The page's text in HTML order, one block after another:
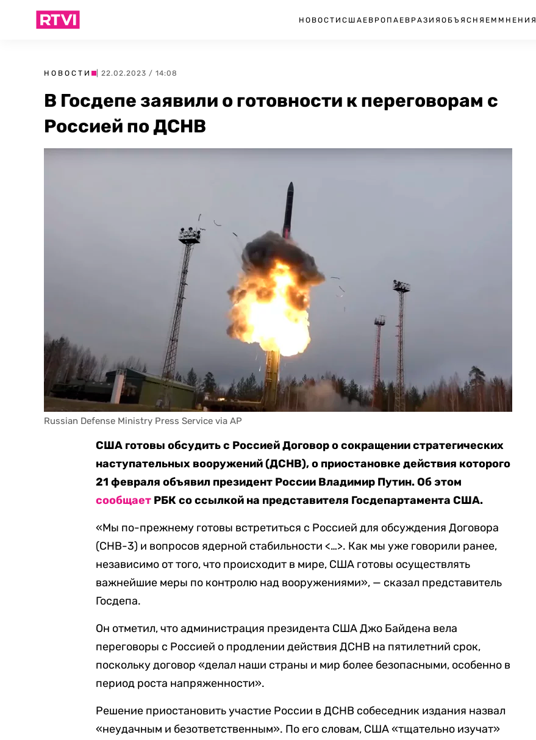
НОВОСТИ США ЕВРОПА ЕВРАЗИЯ ОБЪЯСНЯЕМ МНЕНИЯ
НОВОСТИ | 22.02.2023 / 14:08
В Госдепе заявили о готовности к переговорам с
Россией по ДСНВ
Russian Defense Ministry Press Service via AP
США готовы обсудить с Россией Договор о сокращении стратегических
наступательных вооружений (ДСНВ), о приостановке действия которого
21 февраля объявил президент России Владимир Путин. Об этом
сообщает РБК со ссылкой на представителя Госдепартамента США.
«Мы по-прежнему готовы встретиться с Россией для обсуждения Договора
(СНВ-3) и вопросов ядерной стабильности<…>. Как мы уже говорили ранее,
независимо от того, что происходит в мире, США готовы осуществлять
важнейшие меры по контролю над вооружениями», — сказал представитель
Госдепа.
Он отметил, что администрация президента США Джо Байдена вела
переговоры с Россией о продлении действия ДСНВ на пятилетний срок,
поскольку договор «делал наши страны и мир более безопасными, особенно в
период роста напряженности».
Решение приостановить участие России в ДСНВ собеседник издания назвал
«неудачным и безответственным». По его словам, США «тщательно изучат»